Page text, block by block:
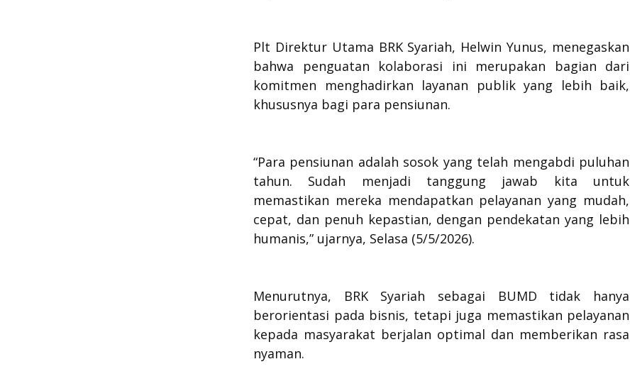
Plt Direktur Utama BRK Syariah, Helwin Yunus, menegaskan
bahwa penguatan kolaborasi ini merupakan bagian dari
komitmen menghadirkan layanan publik yang lebih baik,
khususnya bagi para pensiunan.
“Para pensiunan adalah sosok yang telah mengabdi puluhan
tahun. Sudah menjadi tanggung jawab kita untuk
memastikan mereka mendapatkan pelayanan yang mudah,
cepat, dan penuh kepastian, dengan pendekatan yang lebih
humanis,” ujarnya, Selasa (5/5/2026).
Menurutnya, BRK Syariah sebagai BUMD tidak hanya
berorientasi pada bisnis, tetapi juga memastikan pelayanan
kepada masyarakat berjalan optimal dan memberikan rasa
nyaman.